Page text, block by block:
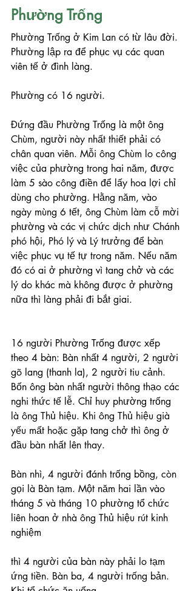
Phường Trống
Phường Trống ở Kim Lan có từ lâu đời.
Phường lập ra để phục vụ các quan
viên tế ở đình làng.
Phường có 16 người.
Đứng đầu Phường Trống là một ông
Chùm, người này nhất thiết phải có
chân quan viên. Mỗi ông Chùm lo công
việc của phường trong hai năm, được
làm 5 sào công điền để lấy hoa lợi chỉ
dùng cho phường. Hằng năm, vào
ngày mùng 6 tết, ông Chùm làm cỗ mời
phường và các vị chức dịch như Chánh
phó hội, Phó lý và Lý trưởng để bàn
việc phục vụ tế tự trong năm. Nếu năm
đó có ai ở phường vì tang chở và các
lý do khác mà không được ở phường
nữa thì làng phải đi bắt giai.
16 người Phường Trống được xếp
theo 4 bàn: Bàn nhất 4 người, 2 người
gõ lang (thanh la), 2 người tiu cảnh.
Bốn ông bàn nhất người thông thạo các
nghi thức tế lễ. Chỉ huy phường trống
là ông Thủ hiệu. Khi ông Thủ hiệu già
yếu mất hoặc gặp tang chở thì ông ở
đầu bàn nhất lên thay.
Bàn nhì, 4 người đánh trống bồng, còn
gọi là Bàn tạm. Một năm hai lần vào
tháng 5 và tháng 10 phường tổ chức
liên hoan ở nhà ông Thủ hiệu rút kinh
nghiệm
thì 4 người của bàn này phải lo tạm
ứng tiền. Bàn ba, 4 người trống bản.